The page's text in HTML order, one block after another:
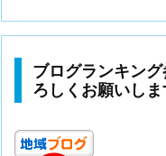
ブログランキン
ろしくお願いしま